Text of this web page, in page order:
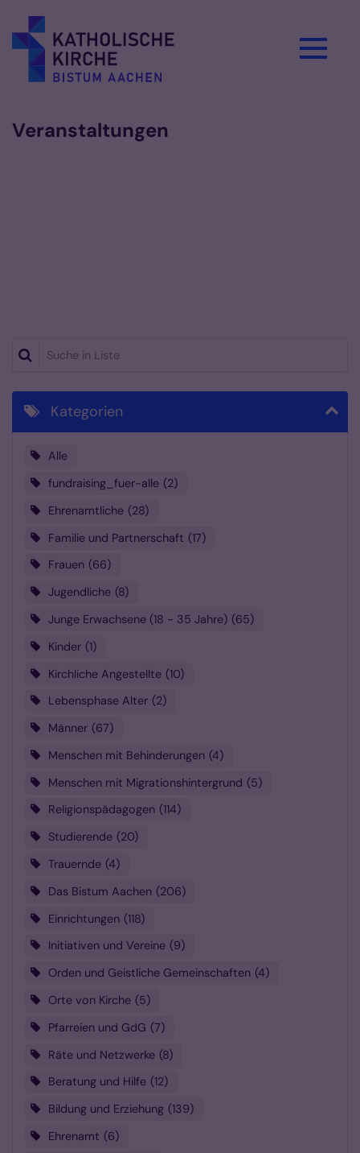
Veranstaltungen
Suche in Liste
Kategorien
Alle
fundraising_fuer-alle 2
Ehrenamtliche 28
Familie und Partnerschaft 17
Frauen
66
Jugendliche 8
Junge Erwachsene (18 - 35 Jahre) 65
Kinder 1
Kirchliche Angestellte 10
Lebensphase Alter 2
Männer 67
Menschen mit Behinderungen 4
Menschen mit Migrationshintergrund 5
Religionspädagogen 114
Studierende 20
Trauernde 4
Das Bistum Aachen 206
Einrichtungen 118
Initiativen und Vereine
9
Orden und Geistliche Gemeinschaften 4
Orte von Kirche 5
Pfarreien und GdG 7
Räte und Netzwerke 8
Beratung und Hilfe 12
Bildung und Erziehung 139
Ehrenamt 6